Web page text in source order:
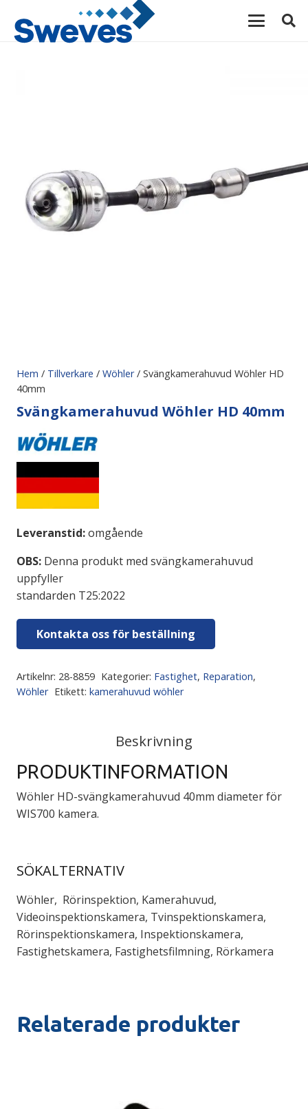
Hem / Tillverkare / Wöhler/ Svängkamerahuvud Wöhler HD
40mm
Svängkamerahuvud Wöhler HD 40mm
Leveranstid:omgående
OBS: Denna produkt med svängkamerahuvud
uppfyller
standarden T25:2022
Kontakta oss för beställning
Artikelnr: 28-8859 Kategorier: Fastighet, Reparation,
Wöhler Etikett: kamerahuvud wöhler
Beskrivning
PRODUKTINFORMATION
Wöhler HD-svängkamerahuvud 40mm diameter för
WIS700 kamera.
SÖKALTERNATIV
Wöhler, Rörinspektion, Kamerahuvud,
Videoinspektionskamera, Tvinspektionskamera,
Rörinspektionskamera, Inspektionskamera,
Fastighetskamera, Fastighetsfilmning, Rörkamera
Relaterade produkter